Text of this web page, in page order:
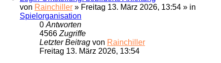
von Rainchiller » Freitag 13. März 2026, 13:54 » in
Spielorganisation
0Antworten
4566Zugriffe
Letzter Beitrag von Rainchiller
Freitag 13. März 2026, 13:54